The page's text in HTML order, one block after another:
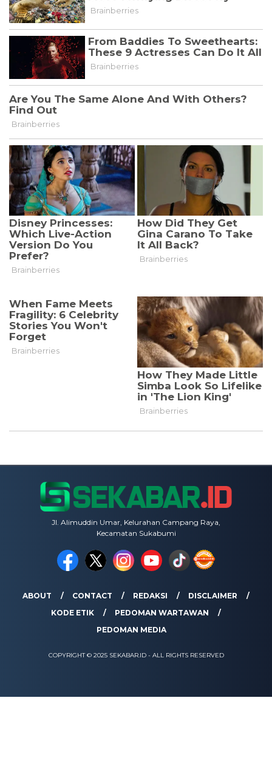
Jl. Alimuddin Umar, Kelurahan Campang Raya,
Kecamatan Sukabumi
ABOUT CONTACT REDAKSI
DISCLAIMER
KODE ETIK
PEDOMAN WARTAWAN
PEDOMAN MEDIA
COPYRIGHT © 2025 SEKABAR.ID - ALL RIGHTS RESERVED